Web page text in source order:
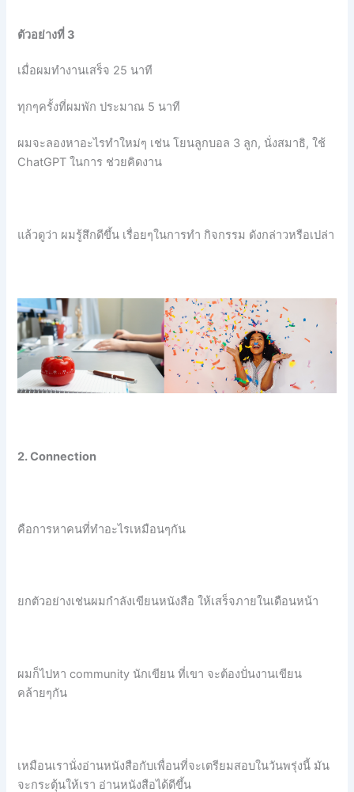
ตัวอย่างที่ 3
เมื่อผมทำงานเสร็จ 25 นาที
ทุกๆครั้งที่ผมพัก ประมาณ 5 นาที
ผมจะลองหาอะไรทำใหม่ๆ เช่น โยนลูกบอล 3 ลูก, นั่งสมาธิ, ใช้
ChatGPT ในการ ช่วยคิดงาน
แล้วดูว่า ผมรู้สึกดีขึ้น เรื่อยๆในการทำ กิจกรรม ดังกล่าวหรือเปล่า
2. Connection
คือการหาคนที่ทำอะไรเหมือนๆกัน
ยกตัวอย่างเช่นผมกำลังเขียนหนังสือ ให้เสร็จภายในเดือนหน้า
ผมก็ไปหา community นักเขียน ที่เขา จะต้องปั่นงานเขียน
คล้ายๆกัน
เหมือนเรานั่งอ่านหนังสือกับเพื่อนที่จะเตรียมสอบในวันพรุ่งนี้ มัน
จะกระตุ้นให้เรา อ่านหนังสือได้ดีขึ้น